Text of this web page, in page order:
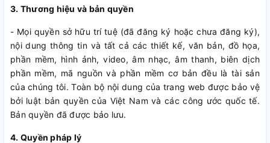
3. Thương hiệu và bản quyền
- Mọi quyền sở hữu trí tuệ (đã đăng ký hoặc chưa đăng ký),
nội dung thông tin và tất cả các thiết kế, văn bản, đồ họa,
phần mềm, hình ảnh, video, âm nhạc, âm thanh, biên dịch
phần mềm, mã nguồn và phần mềm cơ bản đều là tài sản
của chúng tôi. Toàn bộ nội dung của trang web được bảo vệ
bởi luật bản quyền của Việt Nam và các công ước quốc tế.
Bản quyền đã được bảo lưu.
4. Quyền pháp lý